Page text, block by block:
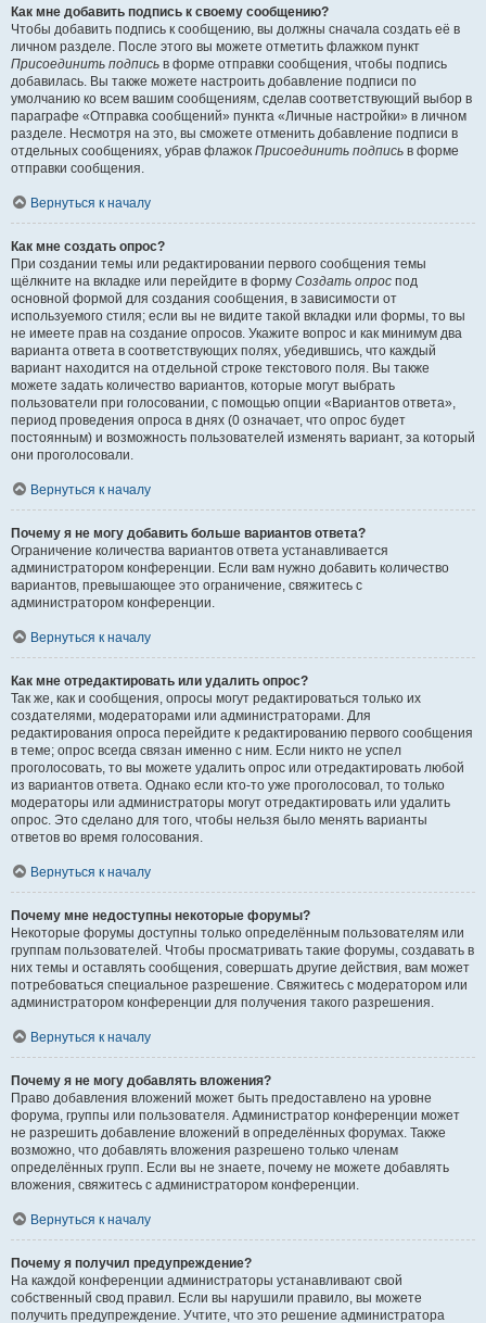
Как мне добавить подпись к своему сообщению?
Чтобы добавить подпись к сообщению, вы должны сначала создать её в
личном разделе. После этого вы можете отметить флажком пункт
Присоединить подпись в форме отправки сообщения, чтобы подпись
добавилась. Вы также можете настроить добавление подписи по
умолчанию ко всем вашим сообщениям, сделав соответствующий выбор в
параграфе «Отправка сообщений» пункта «Личные настройки» в личном
разделе. Несмотря на это, вы сможете отменить добавление подписи в
отдельных сообщениях, убрав флажок Присоединить подпись в форме
отправки сообщения.
Вернуться к началу
Как мне создать опрос?
При создании темы или редактировании первого сообщения темы
щёлкните на вкладке или перейдите в форму Создать опрос под
основной формой для создания сообщения, в зависимости от
используемого стиля; если вы не видите такой вкладки или формы, то вы
не имеете прав на создание опросов. Укажите вопрос и как минимум два
варианта ответа в соответствующих полях, убедившись, что каждый
вариант находится на отдельной строке текстового поля. Вы также
можете задать количество вариантов, которые могут выбрать
пользователи при голосовании, с помощью опции «Вариантов ответа»,
период проведения опроса в днях (0 означает, что опрос будет
постоянным) и возможность пользователей изменять вариант, за который
они проголосовали.
Вернуться к началу
Почему я не могу добавить больше вариантов ответа?
Ограничение количества вариантов ответа устанавливается
администратором конференции. Если вам нужно добавить количество
вариантов, превышающее это ограничение, свяжитесь с
администратором конференции.
Вернуться к началу
Как мне отредактировать или удалить опрос?
Так же, как и сообщения, опросы могут редактироваться только их
создателями, модераторами или администраторами. Для
редактирования опроса перейдите к редактированию первого сообщения
в теме; опрос всегда связан именно с ним. Если никто не успел
проголосовать, то вы можете удалить опрос или отредактировать любой
из вариантов ответа. Однако если кто-то уже проголосовал, то только
модераторы или администраторы могут отредактировать или удалить
опрос. Это сделано для того, чтобы нельзя было менять варианты
ответов во время голосования.
Вернуться к началу
Почему мне недоступны некоторые форумы?
Некоторые форумы доступны только определённым пользователям или
группам пользователей. Чтобы просматривать такие форумы, создавать в
них темы и оставлять сообщения, совершать другие действия, вам может
потребоваться специальное разрешение. Свяжитесь с модератором или
администратором конференции для получения такого разрешения.
Вернуться к началу
Почему я не могу добавлять вложения?
Право добавления вложений может быть предоставлено на уровне
форума, группы или пользователя. Администратор конференции может
не разрешить добавление вложений в определённых форумах. Также
возможно, что добавлять вложения разрешено только членам
определённых групп. Если вы не знаете, почему не можете добавлять
вложения, свяжитесь с администратором конференции.
Вернуться к началу
Почему я получил предупреждение?
На каждой конференции администраторы устанавливают свой
собственный свод правил. Если вы нарушили правило, вы можете
получить предупреждение. Учтите, что это решение администратора